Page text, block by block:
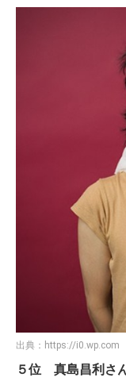
出典： https://i0.wp.com
５位 真島昌利さ